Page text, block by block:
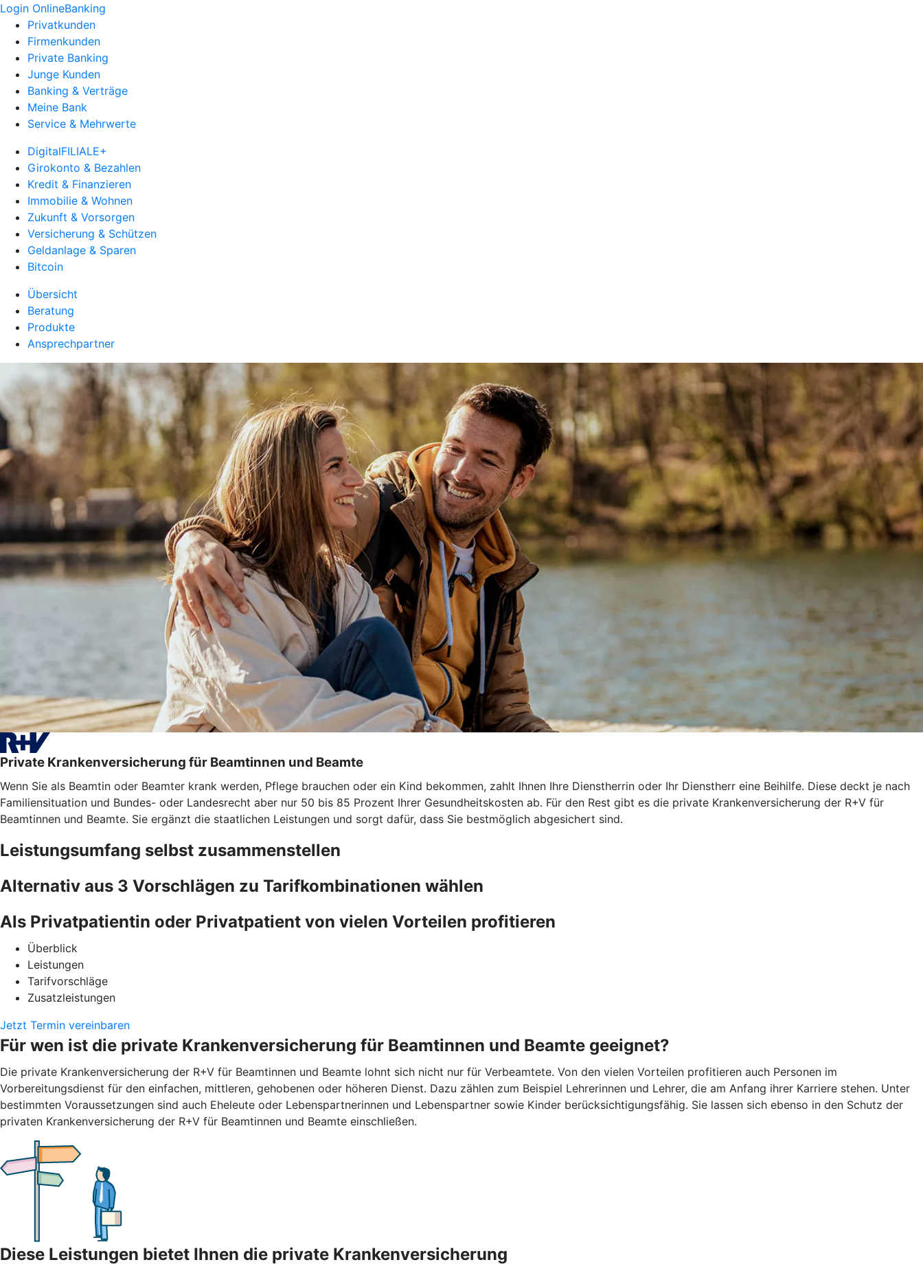
Login OnlineBanking
Privatkunden
Firmenkunden
Private Banking
Junge Kunden
Banking & Verträge
Meine Bank
Service & Mehrwerte
DigitalFILIALE+
Girokonto & Bezahlen
Kredit & Finanzieren
Immobilie & Wohnen
Zukunft & Vorsorgen
Versicherung & Schützen
Geldanlage & Sparen
Bitcoin
Übersicht
Beratung
Produkte
Ansprechpartner
Private Krankenversicherung für Beamtinnen und Beamte
Wenn Sie als Beamtin oder Beamter krank werden, Pflege brauchen oder ein Kind bekommen, zahlt Ihnen Ihre Dienstherrin oder Ihr Dienstherr eine Beihilfe. Diese deckt je nach
Familiensituation und Bundes- oder Landesrecht aber nur 50 bis 85 Prozent Ihrer Gesundheitskosten ab. Für den Rest gibt es die private Krankenversicherung der R+V für
Beamtinnen und Beamte. Sie ergänzt die staatlichen Leistungen und sorgt dafür, dass Sie bestmöglich abgesichert sind.
Leistungsumfang selbst zusammenstellen
Alternativ aus 3 Vorschlägen zu Tarifkombinationen wählen
Als Privatpatientin oder Privatpatient von vielen Vorteilen profitieren
Überblick
Leistungen
Tarifvorschläge
Zusatzleistungen
Jetzt Termin vereinbaren
Für wen ist die private Krankenversicherung für Beamtinnen und Beamte geeignet?
Die private Krankenversicherung der R+V für Beamtinnen und Beamte lohnt sich nicht nur für Verbeamtete. Von den vielen Vorteilen profitieren auch Personen im
Vorbereitungsdienst für den einfachen, mittleren, gehobenen oder höheren Dienst. Dazu zählen zum Beispiel Lehrerinnen und Lehrer, die am Anfang ihrer Karriere stehen. Unter
bestimmten Voraussetzungen sind auch Eheleute oder Lebenspartnerinnen und Lebenspartner sowie Kinder berücksichtigungsfähig. Sie lassen sich ebenso in den Schutz der
privaten Krankenversicherung der R+V für Beamtinnen und Beamte einschließen.
Diese Leistungen bietet Ihnen die private Krankenversicherung